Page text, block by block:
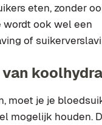
eten, zonder
wordt ook wel een
of
moet je je
mogelijk houden.